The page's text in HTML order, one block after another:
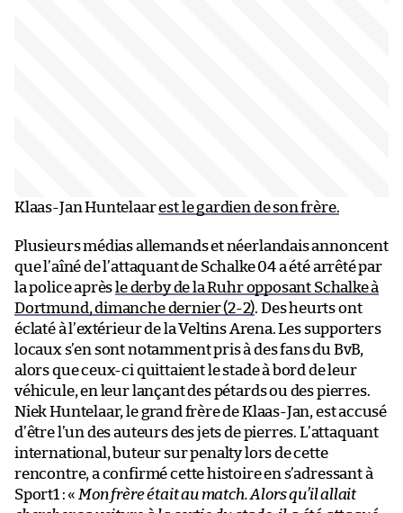
Klaas-Jan Huntelaarest le gardien de son frère.
Plusieurs médias allemands et néerlandais annoncent
que l’aîné de l’attaquant de Schalke 04 a été arrêté par
la police après le derby de la Ruhr opposant Schalke à
Dortmund, dimanche dernier (2-2). Des heurts ont
éclaté à l’extérieur de la Veltins Arena. Les supporters
locaux s’en sont notamment pris à des fans du BvB,
alors que ceux-ci quittaient le stade à bord de leur
véhicule, en leur lançant des pétards ou des pierres.
Niek Huntelaar, le grand frère de Klaas-Jan, est accusé
d’être l’un des auteurs des jets de pierres. L’attaquant
international, buteur sur penalty lors de cette
rencontre, a confirmé cette histoire en s’adressant à
Sport1 : « Mon frère était au match. Alors qu’il allait